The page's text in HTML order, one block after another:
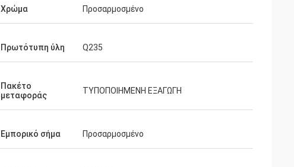
Χρώμα Προσαρμοσμένο
Πρωτότυπη ύλη Q235
Πακέτο
μεταφοράς
ΤΥΠΟΠΟΙΗΜΕΝΗ ΕΞΑΓΩΓΗ
Εμπορικό σήμα Προσαρμοσμένο